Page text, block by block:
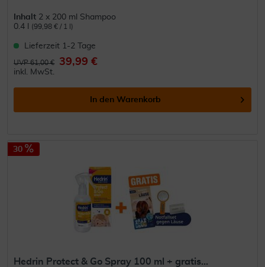
Inhalt 2 x 200 ml Shampoo
0.4 l
(99,98 € / 1 l)
Lieferzeit 1-2 Tage
UVP 61,00 € 39,99 €
inkl. MwSt.
In den Warenkorb
30
Hedrin Protect & Go Spray 100 ml + gratis...